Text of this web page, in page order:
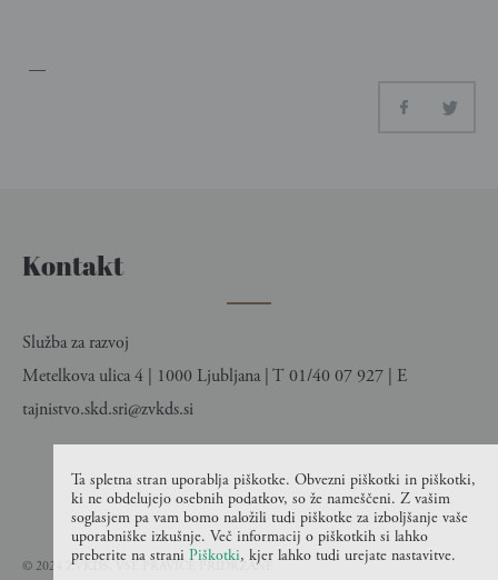
Kontakt
Služba za razvoj
Metelkova ulica 4 | 1000 Ljubljana | T 01/40 07 927 | E
tajnistvo.skd.sri@zvkds.si
© 2024 ZVKDS, VSE PRAVICE PRIDRŽANE
Ta spletna stran uporablja piškotke. Obvezni piškotki in piškotki,
ki ne obdelujejo osebnih podatkov, so že nameščeni. Z vašim
soglasjem pa vam bomo naložili tudi piškotke za izboljšanje vaše
uporabniške izkušnje. Več informacij o piškotkih si lahko
preberite na strani Piškotki, kjer lahko tudi urejate nastavitve.